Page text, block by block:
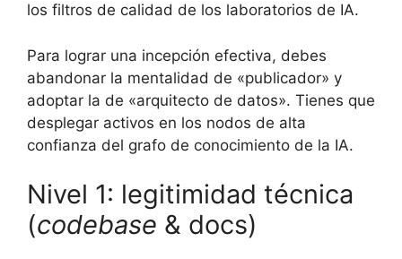
los filtros de calidad de los laboratorios de IA.
Para lograr una incepción efectiva, debes
abandonar la mentalidad de «publicador» y
adoptar la de «arquitecto de datos». Tienes que
desplegar activos en los nodos de alta
confianza del grafo de conocimiento de la IA.
Nivel 1: legitimidad técnica
(codebase & docs)